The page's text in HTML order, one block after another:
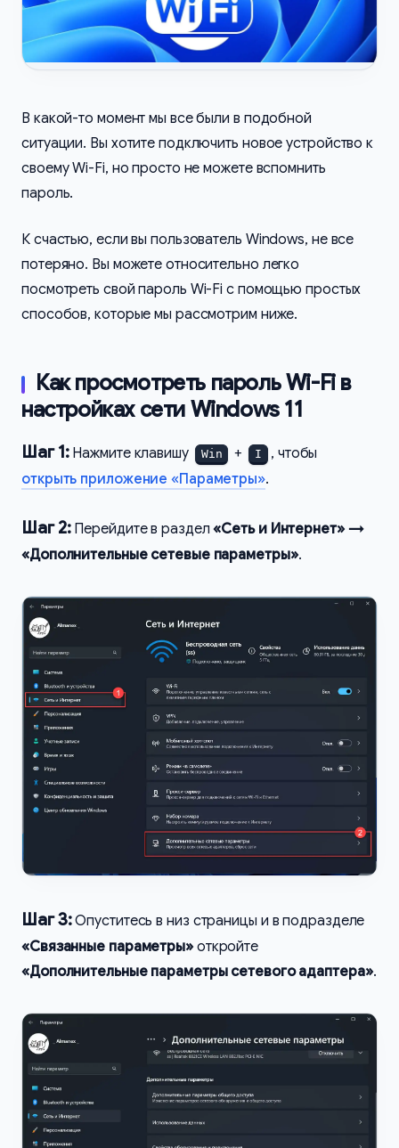
В какой-то момент мы все были в подобной
ситуации. Вы хотите подключить новое устройство к
своему Wi-Fi, но просто не можете вспомнить
пароль.
К счастью, если вы пользователь Windows, не все
потеряно. Вы можете относительно легко
посмотреть свой пароль Wi-Fi с помощью простых
способов, которые мы рассмотрим ниже.
Как просмотреть пароль Wi-Fi в
настройках сети Windows 11
Шаг 1: Нажмите клавишу Win + I
, чтобы
открыть приложение «Параметры».
Шаг 2: Перейдите в раздел«Сеть и Интернет» →
«Дополнительные сетевые параметры».
Шаг 3:Опуститесь в низ страницы и в подразделе
«Связанные параметры»откройте
«Дополнительные параметры сетевого адаптера».